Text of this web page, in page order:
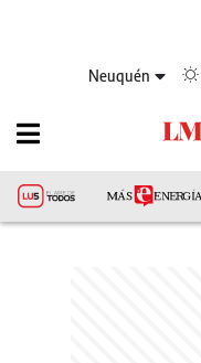
Neuquén